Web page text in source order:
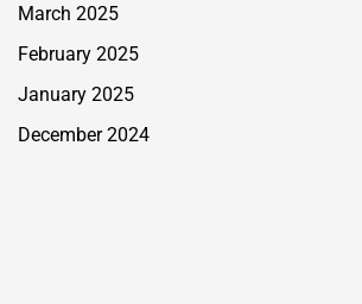
March 2025
February 2025
January 2025
December 2024